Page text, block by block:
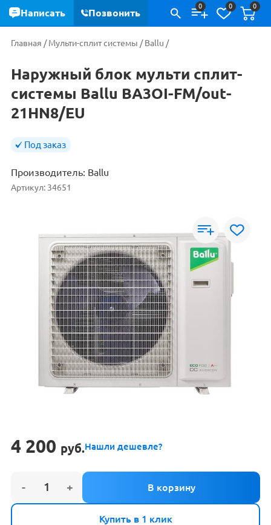
0 0 0
Главная /Мульти-сплит системы /Ballu /
Наружный блок мульти сплит-
системы Ballu BA3OI-FM/out-
21HN8/EU
Под заказ
Производитель: Ballu
Артикул: 34651
4 200 руб.Нашли дешевле?
Купить в 1 клик
Написать Позвонить